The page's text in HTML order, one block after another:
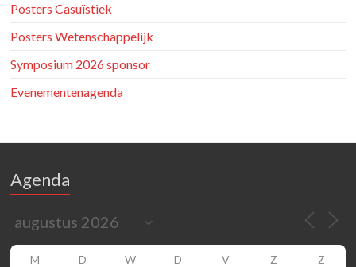
Posters Casuïstiek
Posters Wetenschappelijk
Symposium 2026 sponsor
Evenementenagenda
Agenda
M D W D V Z Z